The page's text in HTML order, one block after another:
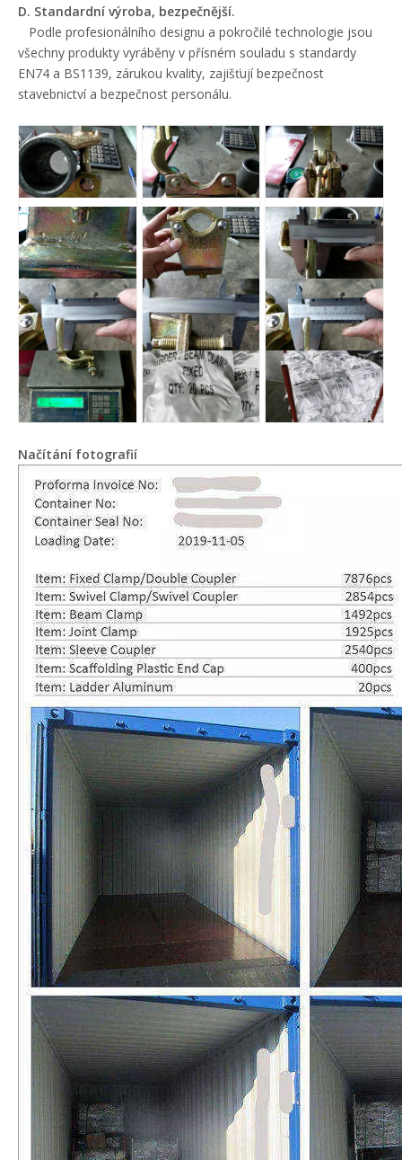
D. Standardní výroba, bezpečnější.
Podle profesionálního designu a pokročilé technologie jsou
všechny produkty vyráběny v přísném souladu s standardy
EN74 a BS1139, zárukou kvality, zajišťují bezpečnost
stavebnictví a bezpečnost personálu.
Načítání fotografií